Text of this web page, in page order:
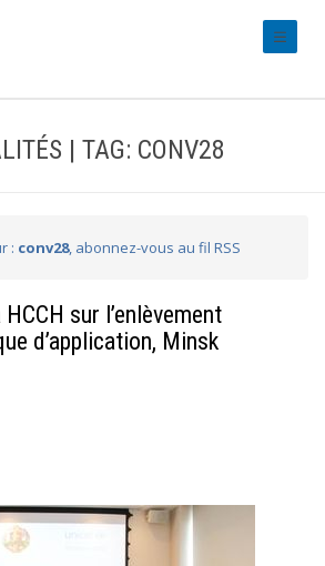
| TAG: CONV28
: conv28, abonnez-vous au fil RSS
sur l’enlèvement
d’application, Minsk